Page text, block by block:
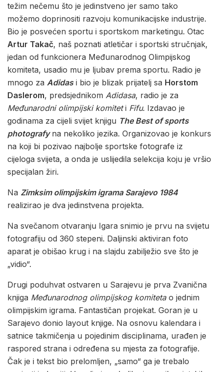
težim nečemu što je jedinstveno jer samo tako
možemo doprinositi razvoju komunikacijske industrije.
Bio je posvećen sportu i sportskom marketingu. Otac
Artur Takač, naš poznati atletičar i sportski stručnjak,
jedan od funkcionera Međunarodnog Olimpijskog
komiteta, usadio mu je ljubav prema sportu. Radio je
mnogo za Adidasi bio je blizak prijatelj sa Horstom
Daslerom, predsjednikom Adidasa, radio je za
Međunarodni olimpijski komiteti Fifu. Izdavao je
godinama za cijeli svijet knjigu The Best of sports
photografyna nekoliko jezika. Organizovao je konkurs
na koji bi pozivao najbolje sportske fotografe iz
cijeloga svijeta, a onda je uslijedila selekcija koju je vršio
specijalan žiri.
Na Zimksim olimpijskim igrama Sarajevo 1984
realizirao je dva jedinstvena projekta.
Na svečanom otvaranju Igara snimio je prvu na svijetu
fotografiju od 360 stepeni. Daljinski aktiviran foto
aparat je obišao krug i na slajdu zabilježio sve što je
„vidio“.
Drugi poduhvat ostvaren u Sarajevu je prva Zvanična
knjiga Međunarodnog olimpijskog komitetao jednim
olimpijskim igrama. Fantastičan projekat. Goran je u
Sarajevo donio layout knjige. Na osnovu kalendara i
satnice takmičenja u pojedinim disciplinama, urađen je
raspored strana i određena su mjesta za fotografije.
Čak je i tekst bio prelomljen, „samo“ ga je trebalo